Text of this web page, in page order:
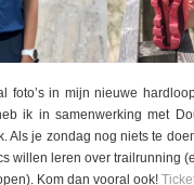
foto’s in mijn nieuwe
ik in samenwerking met
Als je zondag nog niets te
willen leren over trailrunning
Kom dan vooral ook!